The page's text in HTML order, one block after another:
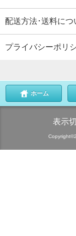
配送方法･送料につ
プライバシーポリ
ホーム
表示